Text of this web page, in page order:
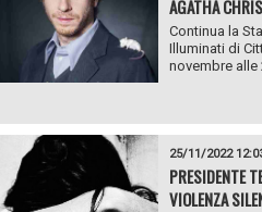
AGATHA
Continua la
Illuminati di
novembre alle
25/11/2022
PRESIDENTE
VIOLENZA